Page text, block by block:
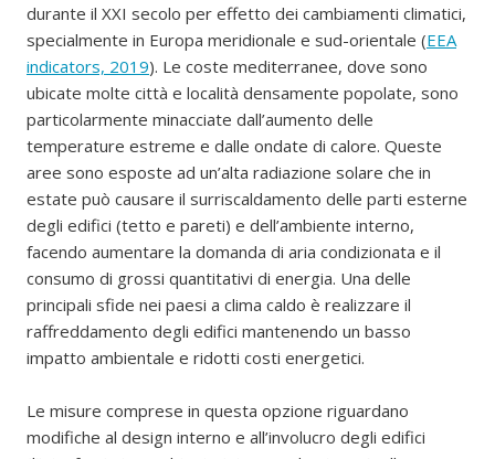
durante il XXI secolo per effetto dei cambiamenti climatici,
specialmente in Europa meridionale e sud-orientale (EEA
indicators, 2019). Le coste mediterranee, dove sono
ubicate molte città e località densamente popolate, sono
particolarmente minacciate dall’aumento delle
temperature estreme e dalle ondate di calore. Queste
aree sono esposte ad un’alta radiazione solare che in
estate può causare il surriscaldamento delle parti esterne
degli edifici (tetto e pareti) e dell’ambiente interno,
facendo aumentare la domanda di aria condizionata e il
consumo di grossi quantitativi di energia. Una delle
principali sfide nei paesi a clima caldo è realizzare il
raffreddamento degli edifici mantenendo un basso
impatto ambientale e ridotti costi energetici.
Le misure comprese in questa opzione riguardano
modifiche al design interno e all’involucro degli edifici